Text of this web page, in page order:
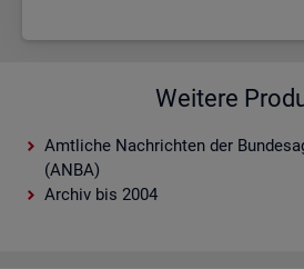
Weitere
Amtliche Nachrichten der
(ANBA)
Archiv bis 2004